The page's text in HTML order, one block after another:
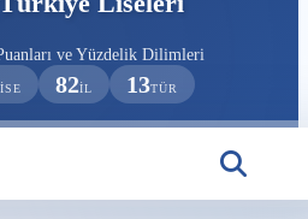
ve Yüzdelik Dilimleri
82İL 13TÜR